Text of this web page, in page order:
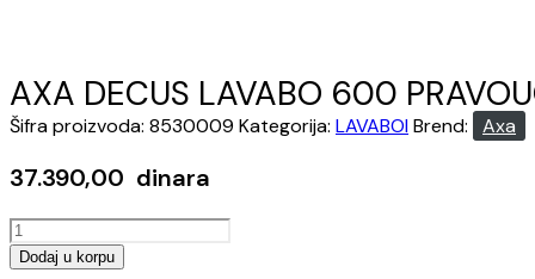
AXA DECUS LAVABO 600
Šifra proizvoda: 8530009 Kategorija: LAVABOIBrend: Axa
37.390,00 dinara
AXA
DECUS
Dodaj u korpu